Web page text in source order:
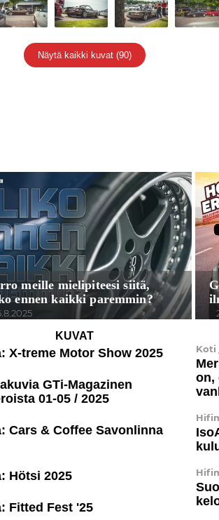
Näytä kaikki kuvat (90)
meille mielipiteesi siitä,
ennen kaikki paremmin?
KUVAT
X-treme Motor Show 2025
GTi-Magazinen
01-05 / 2025
Cars & Coffee Savonlinna
Hötsi 2025
Fitted Fest '25
Koti
on,